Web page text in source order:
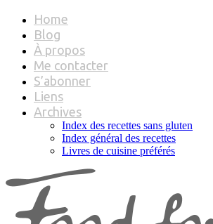
Home
Blog
À propos
Me contacter
S’abonner
Liens
Archives
Index des recettes sans gluten
Index général des recettes
Livres de cuisine préférés